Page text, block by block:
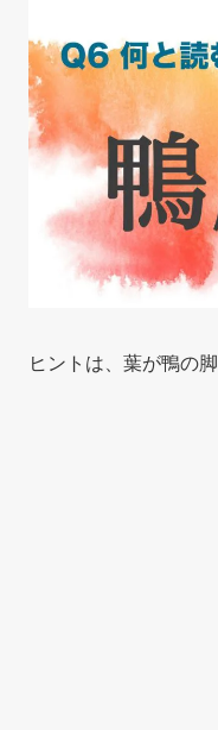
ヒントは、葉が鴨の